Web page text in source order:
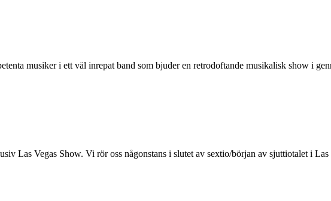
musiker i ett väl inrepat band som bjuder en retrodoftande musikalisk show i
Las Vegas Show. Vi rör oss någonstans i slutet av sextio/början av sjuttiotalet i